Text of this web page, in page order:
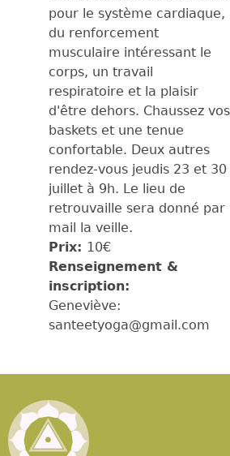
pour le système cardiaque,
du renforcement
musculaire intéressant le
corps, un travail
respiratoire et la plaisir
d'être dehors. Chaussez vos
baskets et une tenue
confortable. Deux autres
rendez-vous jeudis 23 et 30
juillet à 9h. Le lieu de
retrouvaille sera donné par
mail la veille.
Prix: 10€
Renseignement &
inscription:
Geneviève:
santeetyoga@gmail.com